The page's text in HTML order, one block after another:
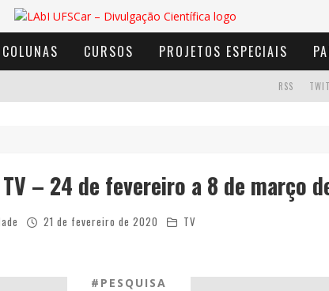
COLUNAS CURSOS PROJETOS ESPECIAIS
RSS
– 24 de fevereiro a 8 de março
21 de fevereiro de 2020 TV
#PESQUISA